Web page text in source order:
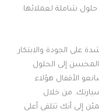
حلول شاملة لعملائها.
على الجودة والابتكار
المحسن إلى الحلول
الأقفال هؤلاء
من خلال
إلى أنك تتلقى أعلى